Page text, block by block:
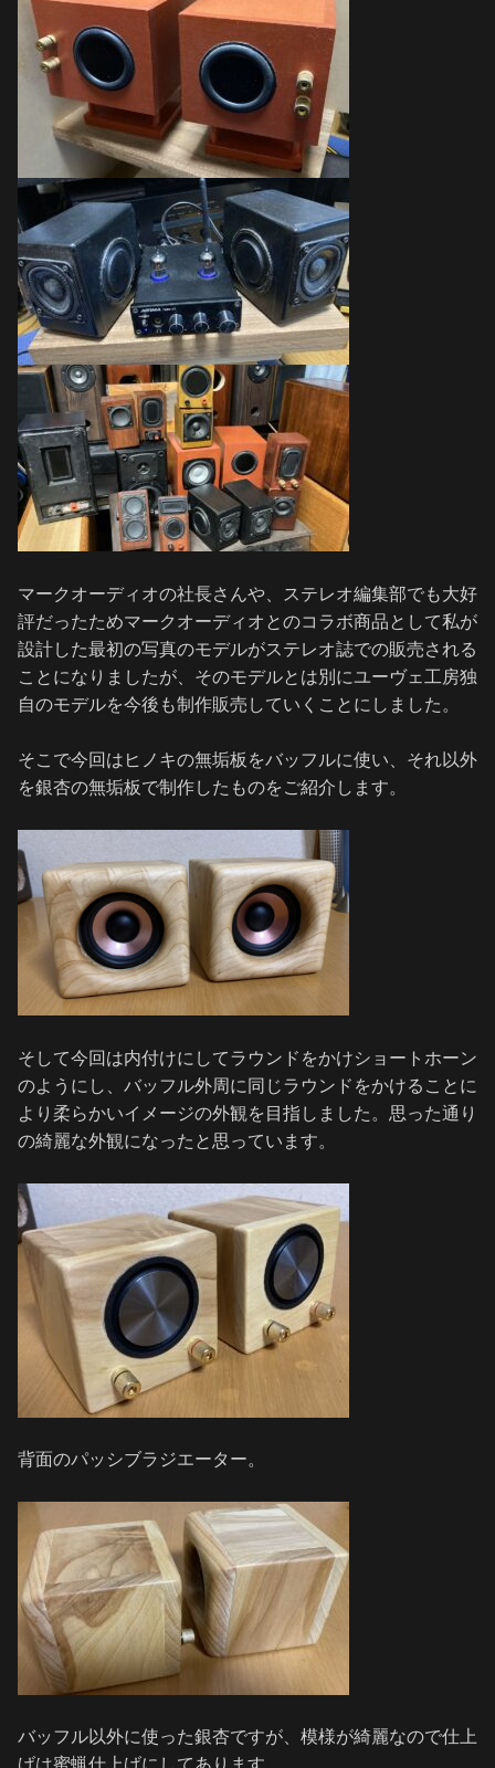
マークオーディオの社長さんや、ステレオ編集部でも大好
評だったためマークオーディオとのコラボ商品として私が
設計した最初の写真のモデルがステレオ誌での販売される
ことになりましたが、そのモデルとは別にユーヴェ工房独
自のモデルを今後も制作販売していくことにしました。
そこで今回はヒノキの無垢板をバッフルに使い、それ以外
を銀杏の無垢板で制作したものをご紹介します。
そして今回は内付けにしてラウンドをかけショートホーン
のようにし、バッフル外周に同じラウンドをかけることに
より柔らかいイメージの外観を目指しました。思った通り
の綺麗な外観になったと思っています。
背面のパッシブラジエーター。
バッフル以外に使った銀杏ですが、模様が綺麗なので仕上